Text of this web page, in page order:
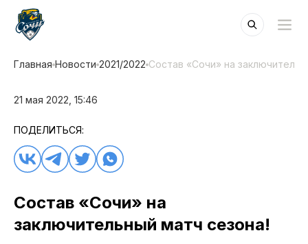
Главная Новости 2021/2022 Состав «Сочи» на
21 мая 2022, 15:46
ПОДЕЛИТЬСЯ:
Состав «Сочи» на
заключительный матч сезона!